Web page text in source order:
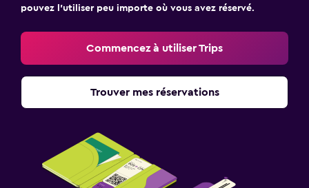
pouvez l’utiliser peu importe où vous avez réservé.
Commencez à utiliser Trips
Trouver mes réservations